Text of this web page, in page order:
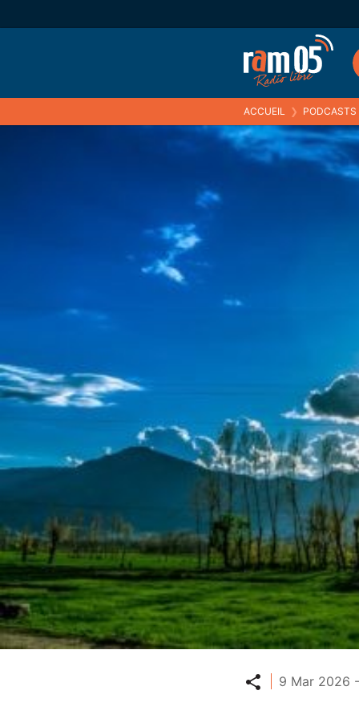
ACCUEIL ❯ PODCASTS
Partager
9 Mar 2026